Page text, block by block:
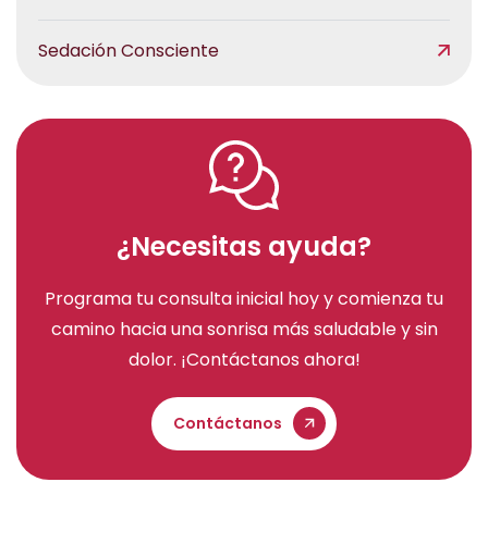
Sedación Consciente
¿Necesitas ayuda?
Programa tu consulta inicial hoy y comienza tu
camino hacia una sonrisa más saludable y sin
dolor. ¡Contáctanos ahora!
Contáctanos